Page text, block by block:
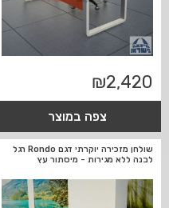
₪2,420
צפה במוצר
שולחן מזכירה יוקרתי דגם Rondo רגל
לבנה ללא מגירות - מיסתור עץ